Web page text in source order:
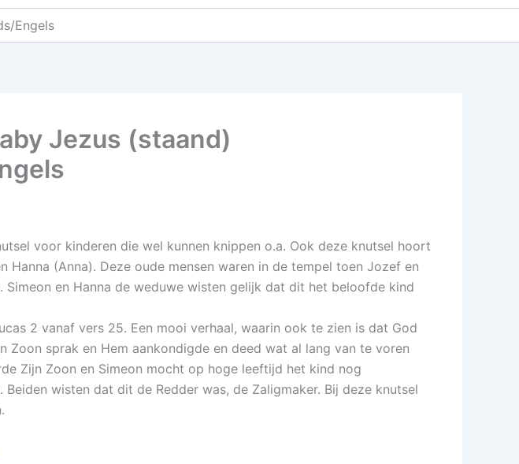
Engels
Jezus (staand)
voor kinderen die wel kunnen knippen o.a. Ook deze knutsel hoort
Hanna (Anna). Deze oude mensen waren in de tempel toen Jozef en
Simeon en Hanna de weduwe wisten gelijk dat dit het beloofde kind
2 vanaf vers 25. Een mooi verhaal, waarin ook te zien is dat God
Zoon sprak en Hem aankondigde en deed wat al lang van te voren
Zijn Zoon en Simeon mocht op hoge leeftijd het kind nog
Beiden wisten dat dit de Redder was, de Zaligmaker. Bij deze knutsel